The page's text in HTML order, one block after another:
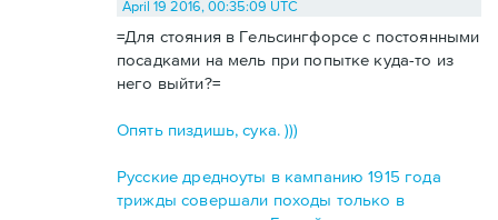
April 19 2016, 00:35:09 UTC
=Для стояния в Гельсингфорсе с постоянными
посадками на мель при попытке куда-то из
него выйти?=
Опять пиздишь, сука. )))
Русские дредноуты в кампанию 1915 года
трижды совершали походы только в